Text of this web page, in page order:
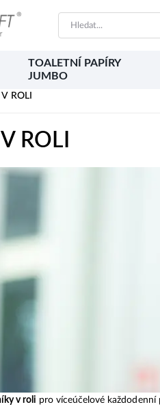
TOALETNÍ PAPÍRY
JUMBO
ROLI
ROLI
v roli pro víceúčelové každodenní